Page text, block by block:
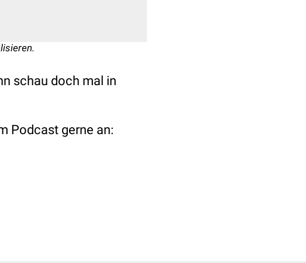
schau doch mal in
Podcast gerne an: